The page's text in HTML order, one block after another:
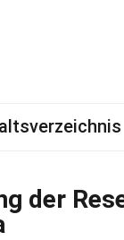
der